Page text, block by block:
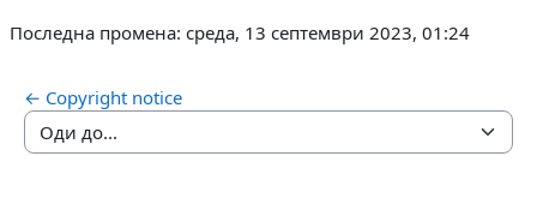
Последна промена: среда, 13 септември 2023, 01:24
← Copyright notice
Оди до...